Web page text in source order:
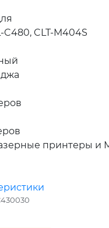
C480, CLT-M404S
принтеры и